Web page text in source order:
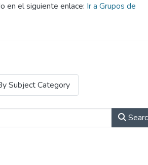
en el siguiente enlace: Ir a Grupos de
Subject Category